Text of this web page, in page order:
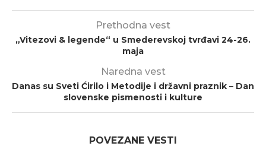
Prethodna vest
„Vitezovi & legende“ u Smederevskoj tvrđavi 24-26.
maja
Naredna vest
Danas su Sveti Ćirilo i Metodije i državni praznik – Dan
slovenske pismenosti i kulture
POVEZANE VESTI